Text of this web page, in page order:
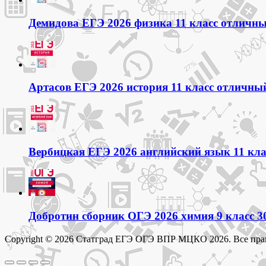
Демидова ЕГЭ 2026 физика 11 класс
Артасов ЕГЭ 2026 история 11 класс
Вербицкая ЕГЭ 2026 английский язык 11
Добротин сборник ОГЭ 2026 химия 9 класс
Copyright © 2026 Статград ЕГЭ ОГЭ ВПР МЦКО 2026. Все